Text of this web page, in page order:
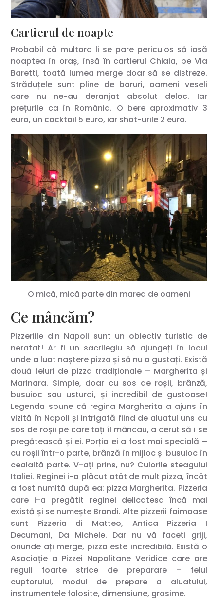
Cartierul de noapte
Probabil că multora li se pare periculos să iasă
noaptea în oraș, însă în cartierul Chiaia, pe Via
Baretti, toată lumea merge doar să se distreze.
Străduțele sunt pline de baruri, oameni veseli
care nu ne-au deranjat absolut deloc. Iar
prețurile ca în România. O bere aproximativ 3
euro, un cocktail 5 euro, iar shot-urile 2 euro.
O mică, mică parte din marea de oameni
Ce mâncăm?
Pizzeriile din Napoli sunt un obiectiv turistic de
neratat! Ar fi un sacrilegiu să ajungeți în locul
unde a luat naștere pizza și să nu o gustați. Există
două feluri de pizza tradiționale – Margherita și
Marinara. Simple, doar cu sos de roșii, brânză,
busuioc sau usturoi, și incredibil de gustoase!
Legenda spune că regina Margherita a ajuns în
vizită în Napoli și intrigată fiind de aluatul uns cu
sos de roșii pe care toți îl mâncau, a cerut să i se
pregătească și ei. Porția ei a fost mai specială –
cu roșii într-o parte, brânză în mijloc și busuioc în
cealaltă parte. V-ați prins, nu? Culorile steagului
Italiei. Reginei i-a plăcut atât de mult pizza, încât
a fost numită după ea: pizza Margherita. Pizzeria
care i-a pregătit reginei delicatesa încă mai
există și se numește Brandi. Alte pizzerii faimoase
sunt Pizzeria di Matteo, Antica Pizzeria I
Decumani, Da Michele. Dar nu vă faceți griji,
oriunde ați merge, pizza este incredibilă. Există o
Asociație a Pizzei Napolitane Veridice care are
reguli foarte strice de preparare – felul
cuptorului, modul de prepare a aluatului,
instrumentele folosite, dimensiune, grosime.